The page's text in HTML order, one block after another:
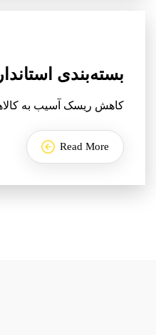
بسته‌بندی
کاهش ریسک آسیب به
Read More